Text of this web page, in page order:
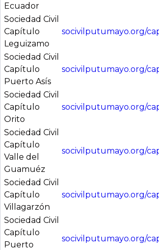
Ecuador
Sociedad Civil
Capítulo
Leguizamo
socivilputumayo.org/
Sociedad Civil
Capítulo
Puerto Asís
socivilputumayo.org/
Sociedad Civil
Capítulo
Orito
socivilputumayo.org/
Sociedad Civil
Capítulo
Valle del
Guamuéz
socivilputumayo.org/
Sociedad Civil
Capítulo
Villagarzón
socivilputumayo.org/
Sociedad Civil
Capítulo
Puerto
socivilputumayo.org/